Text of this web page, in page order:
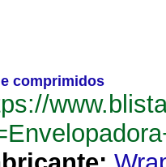
comprimidos